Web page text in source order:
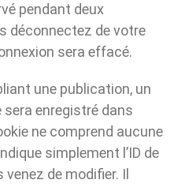
pendant deux
déconnectez de votre
sera effacé.
une publication, un
enregistré dans
ne comprend aucune
simplement l’ID de
de modifier. Il